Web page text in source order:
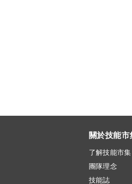
關於技能市
了解技能市集
團隊理念
技能誌